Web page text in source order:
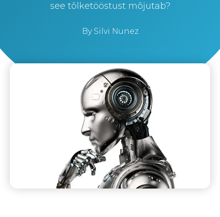
see tõlketööstust mõjutab?
BySilvi Nunez